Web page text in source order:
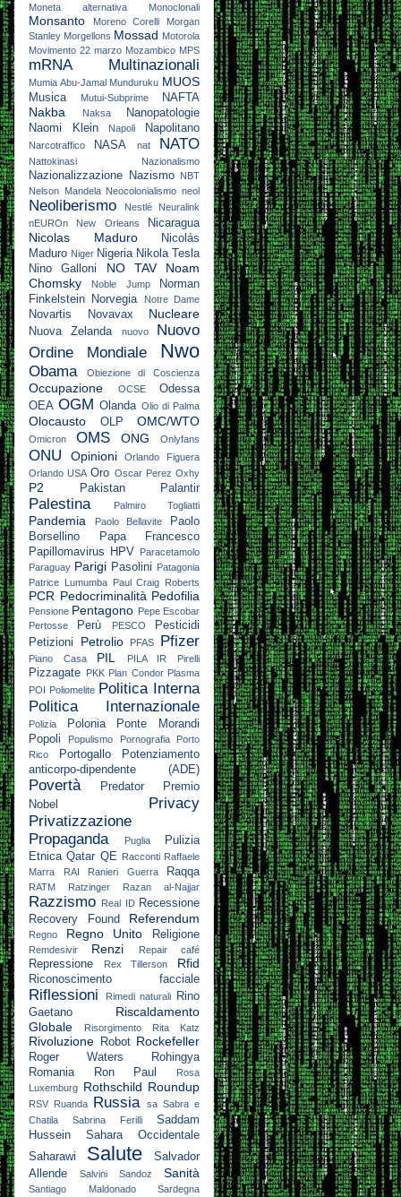
Moneta alternativa Monoclonali
Monsanto Moreno Corelli
Morgan
Stanley Morgellons Mossad Motorola
Movimento 22 marzo Mozambico MPS
mRNA Multinazionali
Mumia Abu-Jamal Munduruku MUOS
Musica Mutui-Subprime NAFTA
Nakba Naksa
Nanopatologie
Naomi Klein
Napoli Napolitano
Narcotraffico NASA nat NATO
Nattokinasi Nazionalismo
Nazionalizzazione Nazismo
NBT
Nelson Mandela Neocolonialismo neol
Neoliberismo Nestlé
Neuralink
nEUROn
New Orleans Nicaragua
Nicolas Maduro
Nicolás
Maduro Niger Nigeria Nikola Tesla
Nino Galloni
NO TAV
Noam
Chomsky
Noble Jump
Norman
Finkelstein
Norvegia Notre Dame
Novartis Novavax Nucleare
Nuova Zelanda nuovo
Nuovo
Ordine Mondiale
Nwo
Obama Obiezione di Coscienza
Occupazione OCSE
Odessa
OEA OGM Olanda Olio di Palma
Olocausto OLP OMC/WTO
Omicron OMS ONG Onlyfans
ONU Opinioni
Orlando Figuera
Orlando USA Oro Oscar Perez Oxhy
P2 Pakistan Palantir
Palestina Palmiro Togliatti
Pandemia Paolo Bellavite
Paolo
Borsellino
Papa Francesco
Papillomavirus HPV
Paracetamolo
Paraguay Parigi Pasolini Patagonia
Patrice Lumumba
Paul Craig Roberts
PCR Pedocriminalità Pedofilia
Pensione Pentagono Pepe Escobar
Pertosse
Perù PESCO
Pesticidi
Petizioni
Petrolio PFAS Pfizer
Piano Casa PIL PILA IR Pirelli
Pizzagate PKK Plan Condor Plasma
POI Poliomelite Politica Interna
Politica Internazionale
Polizia Polonia
Ponte Morandi
Popoli
Populismo Pornografia
Porto
Rico
Portogallo
Potenziamento
anticorpo-dipendente (ADE)
Povertà Predator
Premio
Nobel
Privacy
Privatizzazione
Propaganda
Puglia
Pulizia
Etnica Qatar QE Racconti Raffaele
Marra
RAI Ranieri Guerra Raqqa
RATM Ratzinger Razan al-Najjar
Razzismo Real ID Recessione
Recovery Found
Referendum
Regno Regno Unito Religione
Remdesivir Renzi Repair café
Repressione Rex Tillerson Rfid
Riconoscimento facciale
Riflessioni Rimedi naturali
Rino
Gaetano
Riscaldamento
Globale
Risorgimento Rita Katz
Rivoluzione Robot Rockefeller
Roger Waters
Rohingya
Romania
Ron Paul
Rosa
Luxemburg Rothschild Roundup
RSV Ruanda Russia sa Sabra e
Chatila
Sabrina Ferilli
Saddam
Hussein
Sahara Occidentale
Saharawi
Salute
Salvador
Allende
Salvini Sandoz Sanità
Santiago Maldonado Sardegna